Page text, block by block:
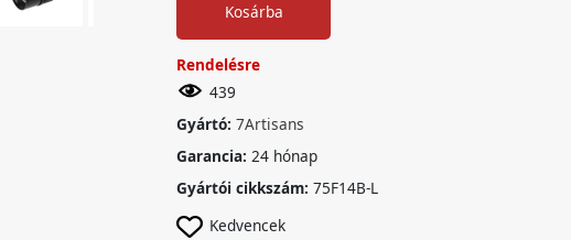
Kosárba
Rendelésre
439
Gyártó: 7Artisans
Garancia: 24 hónap
Gyártói cikkszám: 75F14B-L
Kedvencek